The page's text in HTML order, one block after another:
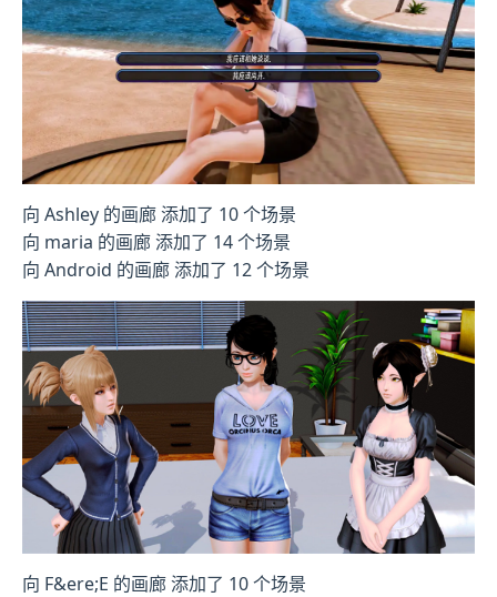
向 Ashley 的画廊 添加了 10 个场景
向 maria 的画廊 添加了 14 个场景
向 Android 的画廊 添加了 12 个场景
向 F&ere;E 的画廊 添加了 10 个场景